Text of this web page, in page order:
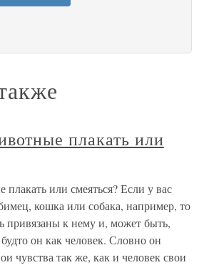
плакать или
или смеяться? Если у вас
кошка или собака, например, то
привязаны к нему и, может быть,
он как человек. Словно он
чувства так же, как и человек свои